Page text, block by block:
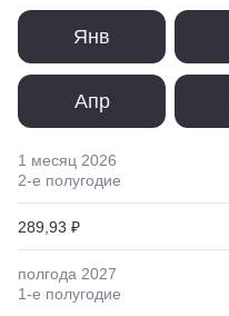
Янв
Апр
1 месяц 2026
2-е полугодие
289,93 ₽
полгода 2027
1-е полугодие